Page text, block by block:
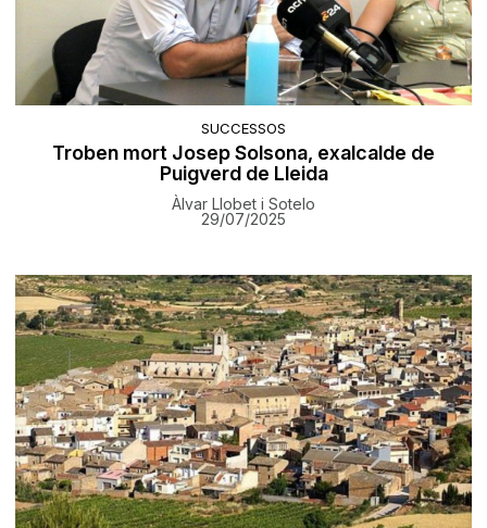
SUCCESSOS
Troben mort Josep Solsona, exalcalde de
Puigverd de Lleida
Àlvar Llobet i Sotelo
29/07/2025